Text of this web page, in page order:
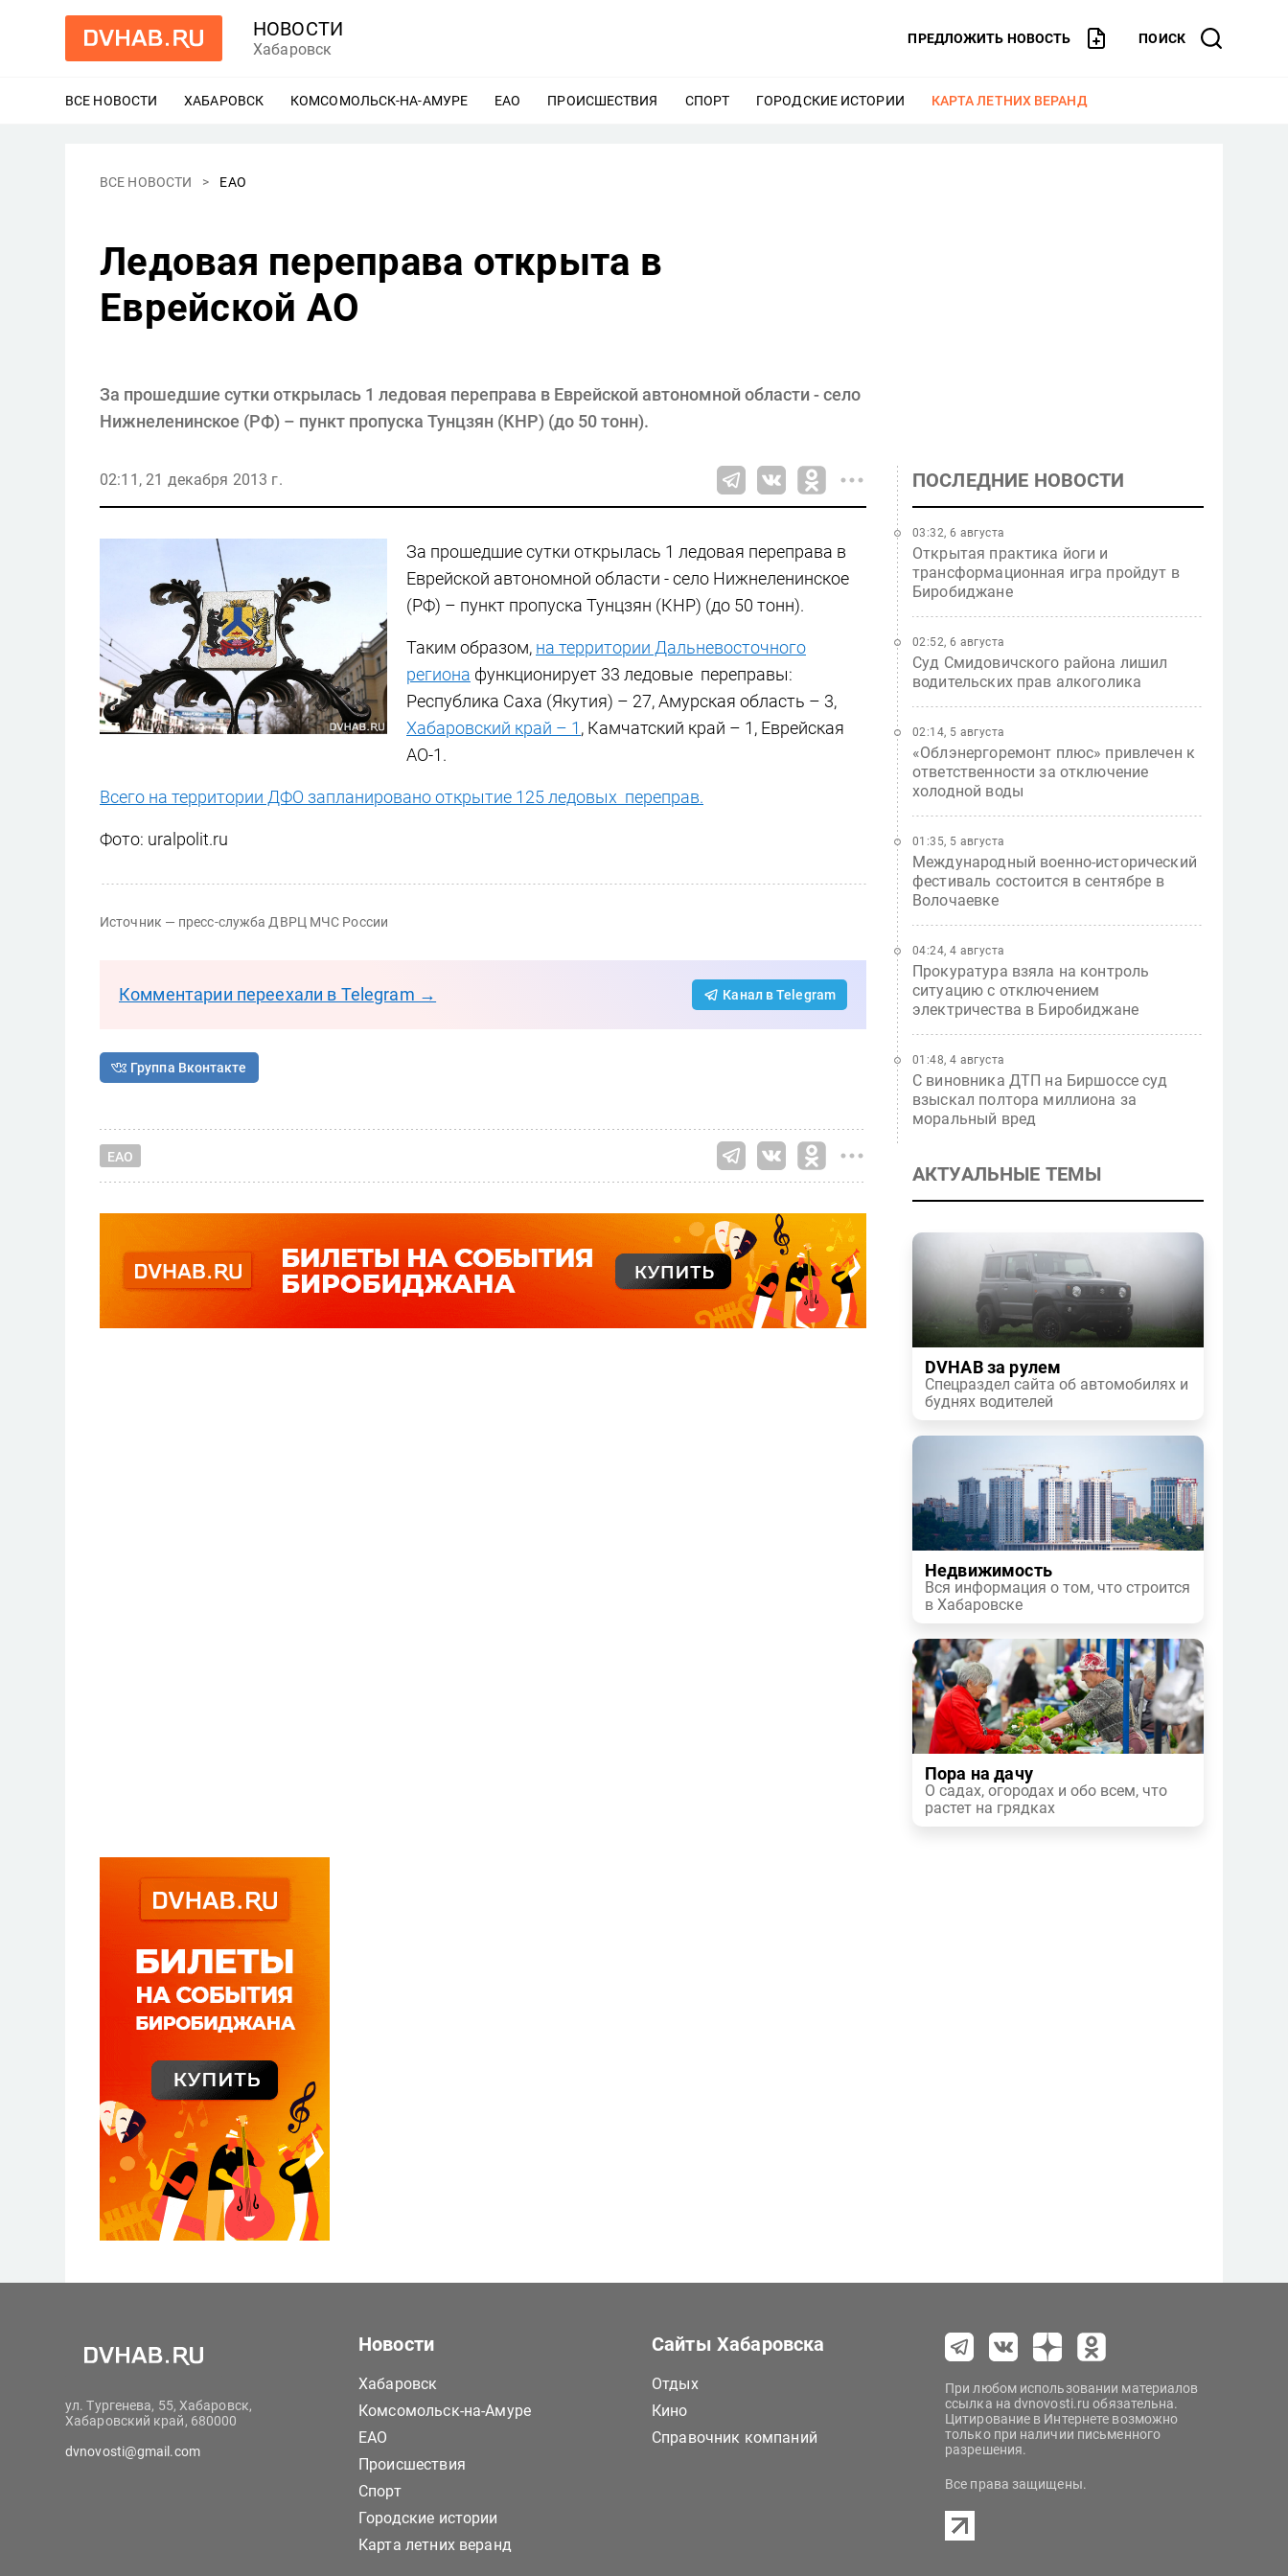
НОВОСТИ
Хабаровск
ПРЕДЛОЖИТЬ НОВОСТЬ ПОИСК
ВСЕ НОВОСТИ ХАБАРОВСК ЕЩЕ
КОМСОМОЛЬСК-НА-АМУРЕ ЕЩЕ
ЕАО ЕЩЕ
ПРОИСШЕСТВИЯ ЕЩЕ
СПОРТ ЕЩЕ
ГОРОДСКИЕ ИСТОРИИ ЕЩЕ
КАРТА ЛЕТНИХ ВЕРАНД
ВСЕ НОВОСТИ ЕАО
Ледовая переправа открыта в
Еврейской АО
За прошедшие сутки открылась 1 ледовая переправа в Еврейской автономной области - село
Нижнеленинское (РФ) – пункт пропуска Тунцзян (КНР) (до 50 тонн).
02:11, 21 декабря 2013 г.
За прошедшие сутки открылась 1 ледовая переправа в
Еврейской автономной области - село Нижнеленинское
(РФ) – пункт пропуска Тунцзян (КНР) (до 50 тонн).
Таким образом, на территории Дальневосточного
региона функционирует 33 ледовые переправы:
Республика Саха (Якутия) – 27, Амурская область – 3,
Хабаровский край – 1 , Камчатский край – 1, Еврейская
АО-1.
Всего на территории ДФО запланировано открытие 125 ледовых переправ.
Фото: uralpolit.ru
Источник — пресс-служба ДВРЦ МЧС России
Комментарии переехали в Telegram → Канал в Telegram
Группа Вконтакте
ЕАО
ПОСЛЕДНИЕ НОВОСТИ
Открытая практика йоги и
трансформационная игра пройдут в
Биробиджане
03:32, 6 августа
Суд Смидовичского района лишил
водительских прав алкоголика
02:52, 6 августа
«Облэнергоремонт плюс» привлечен к
ответственности за отключение
холодной воды
02:14, 5 августа
Международный военно-исторический
фестиваль состоится в сентябре в
Волочаевке
01:35, 5 августа
Прокуратура взяла на контроль
ситуацию с отключением
электричества в Биробиджане
04:24, 4 августа
С виновника ДТП на Биршоссе суд
взыскал полтора миллиона за
моральный вред
01:48, 4 августа
АКТУАЛЬНЫЕ ТЕМЫ
DVHAB за рулем
Спецраздел сайта об автомобилях и
буднях водителей
Недвижимость
Вся информация о том, что строится
в Хабаровске
Пора на дачу
О садах, огородах и обо всем, что
растет на грядках
ул. Тургенева, 55, Хабаровск,
Хабаровский край, 680000
dvnovosti@gmail.com
Новости
Хабаровск
Комсомольск-на-Амуре
ЕАО
Происшествия
Спорт
Городские истории
Карта летних веранд
Сайты Хабаровска
Отдых
Кино
Справочник компаний
При любом использовании материалов
ссылка на dvnovosti.ru обязательна.
Цитирование в Интернете возможно
только при наличии письменного
разрешения.
Все права защищены.